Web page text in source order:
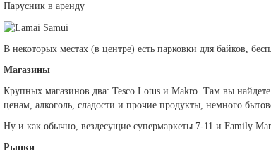
Парусник в аренду
В некоторых местах (в центре) есть парковки для байков,
Магазины
Крупных магазинов два: Tesco Lotus и Makro. Там вы
ценам, алкоголь, сладости и прочие продукты, немного
Ну и как обычно, вездесущие супермаркеты 7-11 и Family
Рынки